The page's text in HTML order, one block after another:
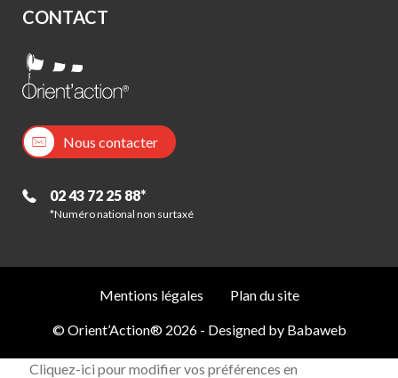
CONTACT
Nous contacter
02 43 72 25 88*
*Numéro national non surtaxé
© Orient’Action® 2026 - Designed by Babaweb
Mentions légales Plan du site
Cliquez-ici pour modifier vos préférences en